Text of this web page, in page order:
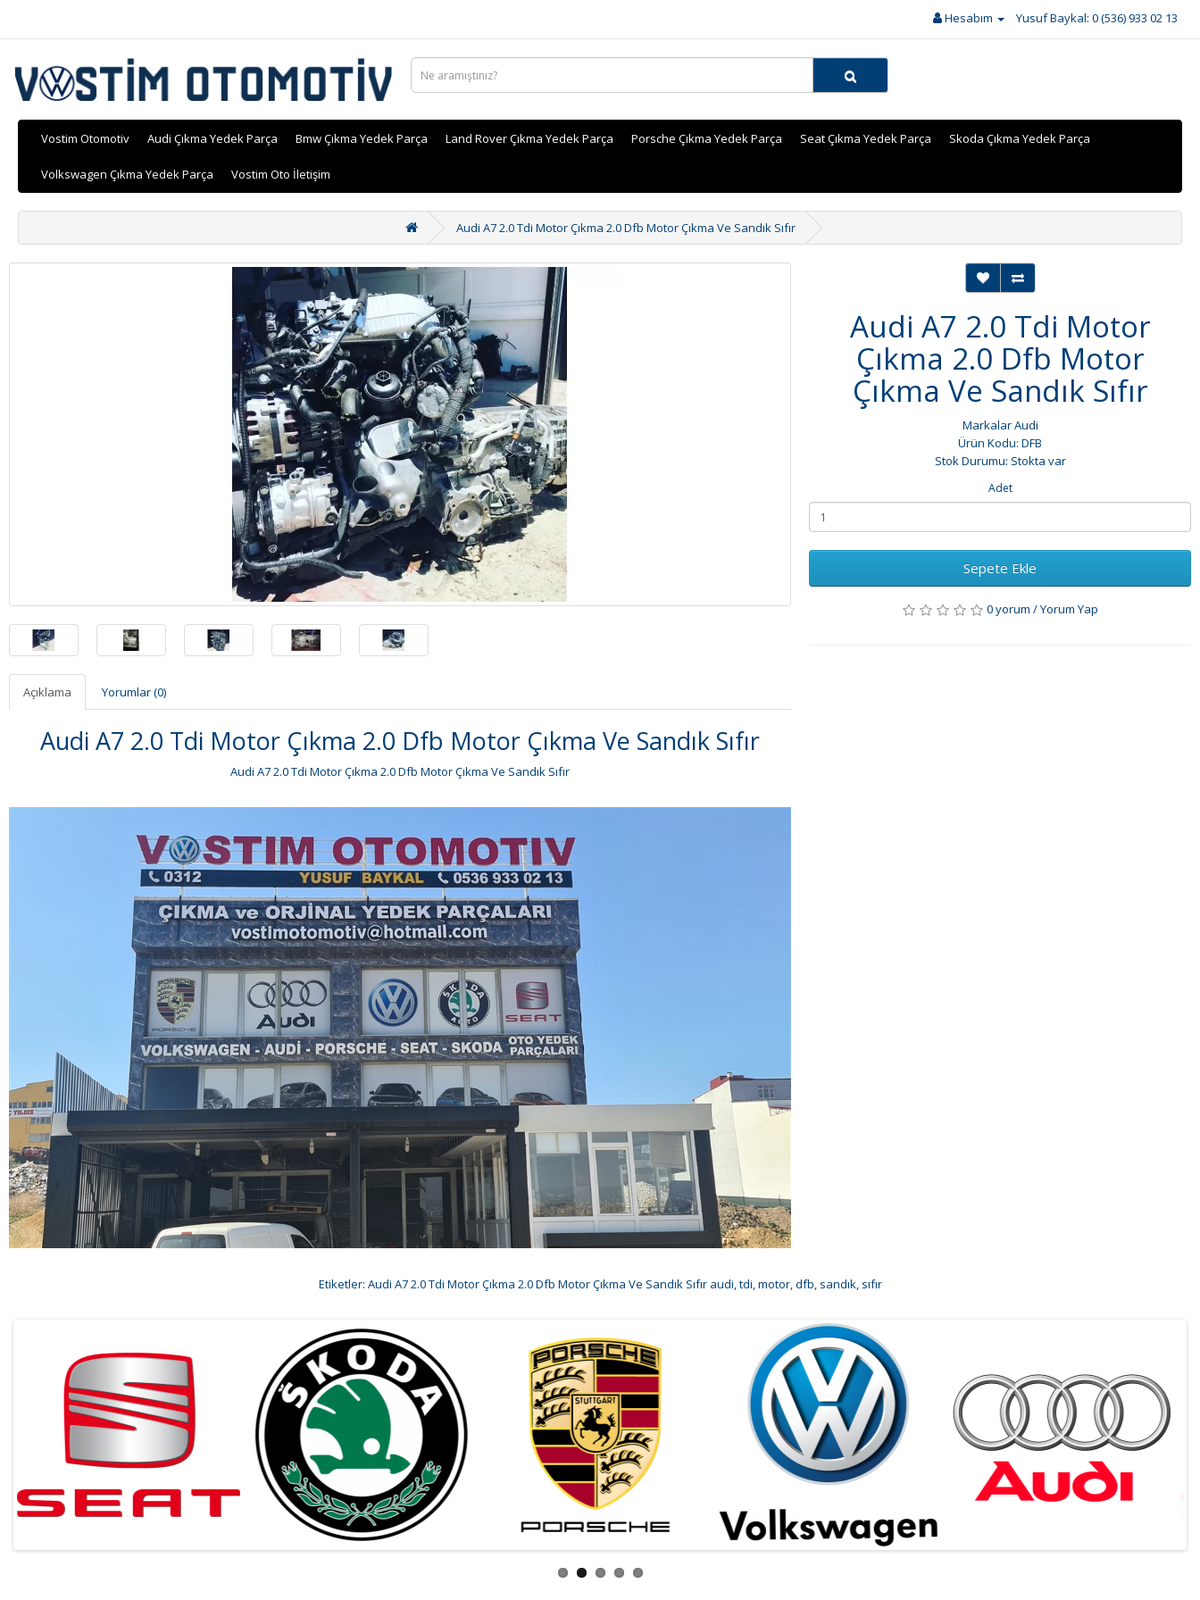
Hesabım Yusuf Baykal: 0 (536) 933 02 13
Vostim Otomotiv Audi Çıkma Yedek Parça Bmw Çıkma Yedek Parça Land Rover Çıkma Yedek Parça Porsche Çıkma Yedek Parça Seat Çıkma Yedek Parça Skoda Çıkma Yedek Parça
Volkswagen Çıkma Yedek Parça Vostim Oto İletişim
Audi A7 2.0 Tdi Motor Çıkma 2.0 Dfb Motor Çıkma Ve Sandık Sıfır
Açıklama Yorumlar (0)
Audi A7 2.0 Tdi Motor Çıkma 2.0 Dfb Motor Çıkma Ve Sandık Sıfır
Audi A7 2.0 Tdi Motor Çıkma 2.0 Dfb Motor Çıkma Ve Sandık Sıfır
Audi A7 2.0 Tdi Motor
Çıkma 2.0 Dfb Motor
Çıkma Ve Sandık Sıfır
MarkalarAudi
Ürün Kodu: DFB
Stok Durumu: Stokta var
Adet
Sepete Ekle
0 yorum /Yorum Yap
Etiketler: Audi A7 2.0 Tdi Motor Çıkma 2.0 Dfb Motor Çıkma Ve Sandık Sıfır audi,tdi,motor,dfb, sandık, sıfır